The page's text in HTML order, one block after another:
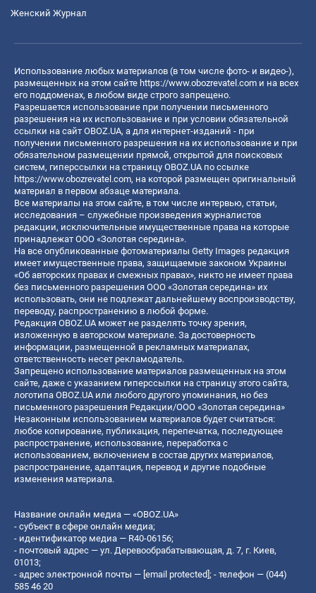
Женский Журнал
Использование любых материалов (в том числе фото- и видео-),
размещенных на этом сайте https://www.obozrevatel.com и на всех
его поддоменах, в любом виде строго запрещено.
Разрешается использование при получении письменного
разрешения на их использование и при условии обязательной
ссылки на сайт OBOZ.UA, а для интернет-изданий - при
получении письменного разрешения на их использование и при
обязательном размещении прямой, открытой для поисковых
систем, гиперссылки на страницу OBOZ.UA по ссылке
https://www.obozrevatel.com, на которой размещен оригинальный
материал в первом абзаце материала.
Все материалы на этом сайте, в том числе интервью, статьи,
исследования – служебные произведения журналистов
редакции, исключительные имущественные права на которые
принадлежат ООО «Золотая середина».
На все опубликованные фотоматериалы Getty Images редакция
имеет имущественные права, защищаемые законом Украины
«Об авторских правах и смежных правах», никто не имеет права
без письменного разрешения ООО «Золотая середина» их
использовать, они не подлежат дальнейшему воспроизводству,
переводу, распространению в любой форме.
Редакция OBOZ.UA может не разделять точку зрения,
изложенную в авторском материале. За достоверность
информации, размещенной в рекламных материалах,
ответственность несет рекламодатель.
Запрещено использование материалов размещенных на этом
сайте, даже с указанием гиперссылки на страницу этого сайта,
логотипа OBOZ.UA или любого другого упоминания, но без
письменного разрешения Редакции/ООО «Золотая середина»
Незаконным использованием материалов будет считаться:
любое копирование, публикация, перепечатка, последующее
распространение, использование, переработка с
использованием, включением в состав других материалов,
распространение, адаптация, перевод и другие подобные
изменения материала.
Название онлайн медиа — «OBOZ.UA»
- субъект в сфере онлайн медиа;
- идентификатор медиа — R40-06156;
- почтовый адрес — ул. Деревообрабатывающая, д. 7, г. Киев,
01013;
- адрес электронной почты — [email protected] ; - телефон — (044)
585 46 20